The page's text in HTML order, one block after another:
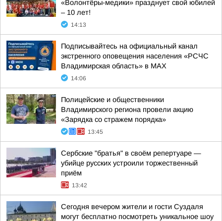
«Волонтёры-медики» празднует свой юбилей
– 10 лет!
14:13
Подписывайтесь на официальный канал
экстренного оповещения населения «РСЧС
Владимирская область» в МАХ
14:06
Полицейские и общественники
Владимирского региона провели акцию
«Зарядка со стражем порядка»
13:45
Сербские "братья" в своём репертуаре —
убийце русских устроили торжественный
приём
13:42
Сегодня вечером жители и гости Суздаля
могут бесплатно посмотреть уникальное шоу